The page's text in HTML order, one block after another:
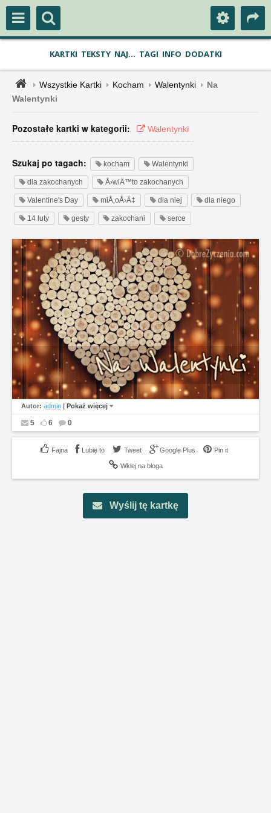
KARTKI TEKSTY NAJ... TAGI INFO DODATKI
Wszystkie Kartki Kocham Walentynki
Na
Walentynki
Pozostałe kartki w kategorii: Walentynki
Szukaj po tagach: kocham Walentynki
dla zakochanych Å›wiÄ™to zakochanych
Valentine's Day miÅ‚oÅ›Ä‡ dla niej dla niego
14 luty gesty zakochani serce
Autor: admin | Pokaż więcej
5 6 0
Lubię to Tweet Google Plus Pin it
Wklej na bloga
Wyślij tę kartkę